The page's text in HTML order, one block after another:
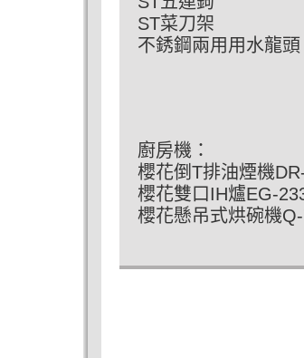
ST菜刀架
不銹鋼兩用用水龍頭
廚房機：
櫻花倒T排油煙機
櫻花雙口IH爐EG-
櫻花懸吊式烘碗機